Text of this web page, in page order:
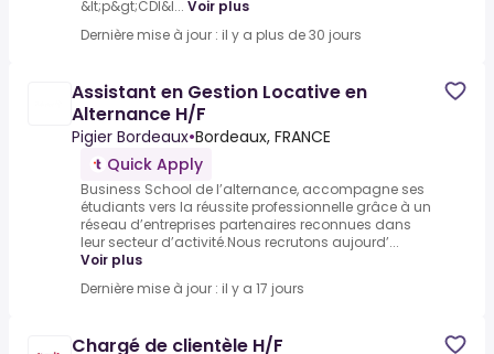
&lt;p&gt;CDI&l... Voir plus
Dernière mise à jour : il y a plus de 30 jours
Assistant en Gestion Locative en
Alternance H/F
Pigier Bordeaux•Bordeaux, FRANCE
Quick Apply
Business School de l’alternance, accompagne ses
étudiants vers la réussite professionnelle grâce à un
réseau d’entreprises partenaires reconnues dans
leur secteur d’activité.Nous recrutons aujourd’...
Voir plus
Dernière mise à jour : il y a 17 jours
Chargé de clientèle H/F